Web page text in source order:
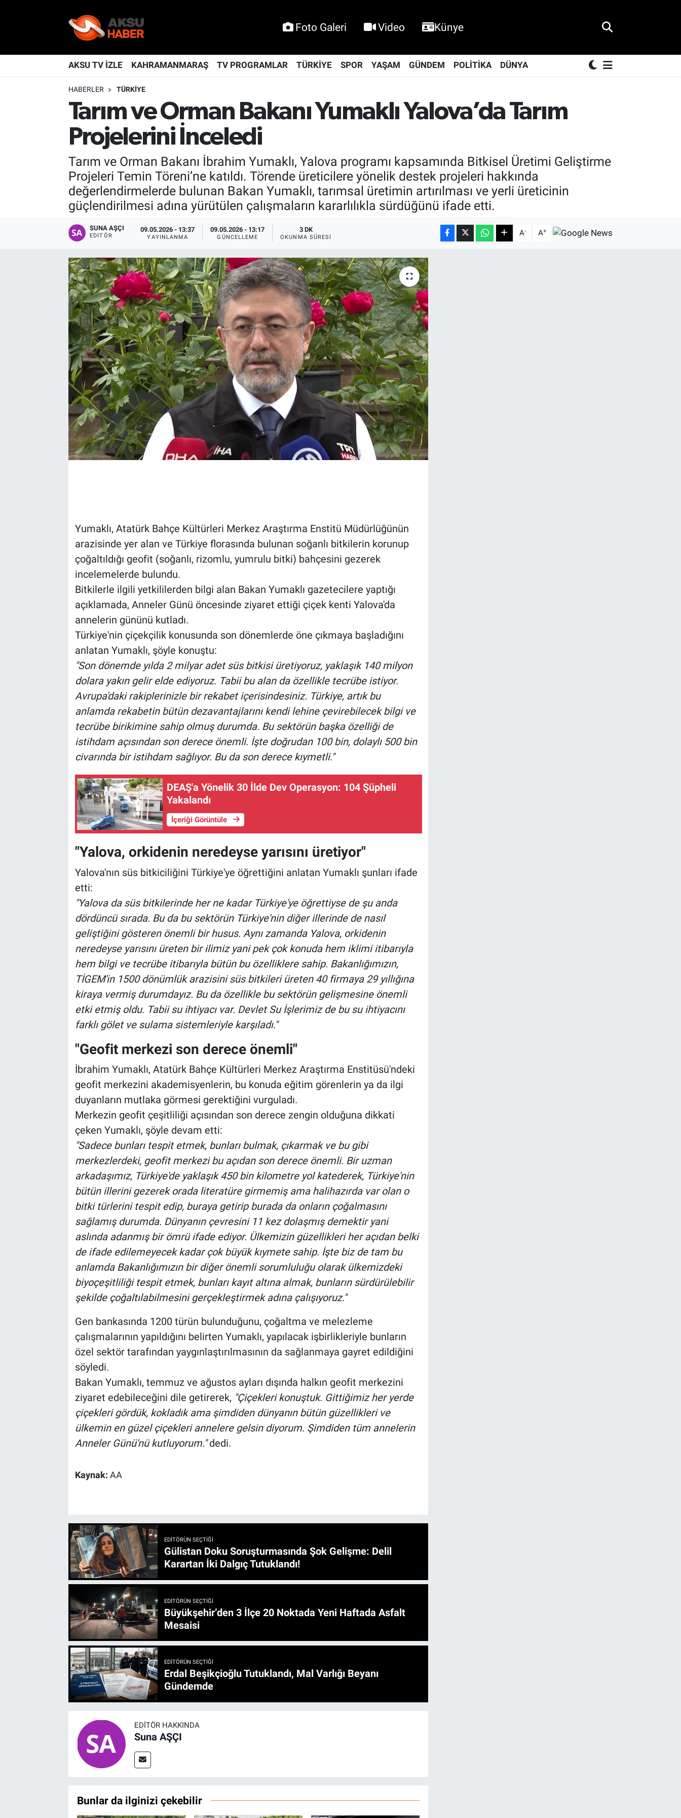
Foto Galeri Video Künye
AKSU TV İZLE KAHRAMANMARAŞ TV PROGRAMLAR TÜRKİYE SPOR YAŞAM GÜNDEM POLİTİKA DÜNYA
HABERLER TÜRKİYE
Tarım ve Orman Bakanı Yumaklı Yalova’da Tarım
Projelerini İnceledi
Tarım ve Orman Bakanı İbrahim Yumaklı, Yalova programı kapsamında Bitkisel Üretimi Geliştirme
Projeleri Temin Töreni’ne katıldı. Törende üreticilere yönelik destek projeleri hakkında
değerlendirmelerde bulunan Bakan Yumaklı, tarımsal üretimin artırılması ve yerli üreticinin
güçlendirilmesi adına yürütülen çalışmaların kararlılıkla sürdüğünü ifade etti.
SUNA AŞÇI
EDITÖR
09.05.2026 - 13:37
YAYINLANMA
09.05.2026 - 13:17
GÜNCELLEME
3 DK
OKUNMA SÜRESI A- A+
Yumaklı, Atatürk Bahçe Kültürleri Merkez Araştırma Enstitü Müdürlüğünün
arazisinde yer alan ve Türkiye florasında bulunan soğanlı bitkilerin korunup
çoğaltıldığı geofit (soğanlı, rizomlu, yumrulu bitki) bahçesini gezerek
incelemelerde bulundu.
Bitkilerle ilgili yetkililerden bilgi alan Bakan Yumaklı gazetecilere yaptığı
açıklamada, Anneler Günü öncesinde ziyaret ettiği çiçek kenti Yalova'da
annelerin gününü kutladı.
Türkiye'nin çiçekçilik konusunda son dönemlerde öne çıkmaya başladığını
anlatan Yumaklı, şöyle konuştu:
"Son dönemde yılda 2 milyar adet süs bitkisi üretiyoruz, yaklaşık 140 milyon
dolara yakın gelir elde ediyoruz. Tabii bu alan da özellikle tecrübe istiyor.
Avrupa'daki rakiplerinizle bir rekabet içerisindesiniz. Türkiye, artık bu
anlamda rekabetin bütün dezavantajlarını kendi lehine çevirebilecek bilgi ve
tecrübe birikimine sahip olmuş durumda. Bu sektörün başka özelliği de
istihdam açısından son derece önemli. İşte doğrudan 100 bin, dolaylı 500 bin
civarında bir istihdam sağlıyor. Bu da son derece kıymetli."
DEAŞ'a Yönelik 30 İlde Dev Operasyon: 104 Şüpheli
Yakalandı
İçeriği Görüntüle
"Yalova, orkidenin neredeyse yarısını üretiyor"
Yalova'nın süs bitkiciliğini Türkiye'ye öğrettiğini anlatan Yumaklı şunları ifade
etti:
"Yalova da süs bitkilerinde her ne kadar Türkiye'ye öğrettiyse de şu anda
dördüncü sırada. Bu da bu sektörün Türkiye'nin diğer illerinde de nasıl
geliştiğini gösteren önemli bir husus. Aynı zamanda Yalova, orkidenin
neredeyse yarısını üreten bir ilimiz yani pek çok konuda hem iklimi itibarıyla
hem bilgi ve tecrübe itibarıyla bütün bu özelliklere sahip. Bakanlığımızın,
TİGEM'in 1500 dönümlük arazisini süs bitkileri üreten 40 firmaya 29 yıllığına
kiraya vermiş durumdayız. Bu da özellikle bu sektörün gelişmesine önemli
etki etmiş oldu. Tabii su ihtiyacı var. Devlet Su İşlerimiz de bu su ihtiyacını
farklı gölet ve sulama sistemleriyle karşıladı."
"Geofit merkezi son derece önemli"
İbrahim Yumaklı, Atatürk Bahçe Kültürleri Merkez Araştırma Enstitüsü'ndeki
geofit merkezini akademisyenlerin, bu konuda eğitim görenlerin ya da ilgi
duyanların mutlaka görmesi gerektiğini vurguladı.
Merkezin geofit çeşitliliği açısından son derece zengin olduğuna dikkati
çeken Yumaklı, şöyle devam etti:
"Sadece bunları tespit etmek, bunları bulmak, çıkarmak ve bu gibi
merkezlerdeki, geofit merkezi bu açıdan son derece önemli. Bir uzman
arkadaşımız, Türkiye'de yaklaşık 450 bin kilometre yol katederek, Türkiye'nin
bütün illerini gezerek orada literatüre girmemiş ama halihazırda var olan o
bitki türlerini tespit edip, buraya getirip burada da onların çoğalmasını
sağlamış durumda. Dünyanın çevresini 11 kez dolaşmış demektir yani
aslında adanmış bir ömrü ifade ediyor. Ülkemizin güzellikleri her açıdan belki
de ifade edilemeyecek kadar çok büyük kıymete sahip. İşte biz de tam bu
anlamda Bakanlığımızın bir diğer önemli sorumluluğu olarak ülkemizdeki
biyoçeşitliliği tespit etmek, bunları kayıt altına almak, bunların sürdürülebilir
şekilde çoğaltılabilmesini gerçekleştirmek adına çalışıyoruz."
Gen bankasında 1200 türün bulunduğunu, çoğaltma ve melezleme
çalışmalarının yapıldığını belirten Yumaklı, yapılacak işbirlikleriyle bunların
özel sektör tarafından yaygınlaştırılmasının da sağlanmaya gayret edildiğini
söyledi.
Bakan Yumaklı, temmuz ve ağustos ayları dışında halkın geofit merkezini
ziyaret edebileceğini dile getirerek, "Çiçekleri konuştuk. Gittiğimiz her yerde
çiçekleri gördük, kokladık ama şimdiden dünyanın bütün güzellikleri ve
ülkemin en güzel çiçekleri annelere gelsin diyorum. Şimdiden tüm annelerin
Anneler Günü'nü kutluyorum."dedi.
Kaynak: AA
EDITÖRÜN SEÇTIĞI
Gülistan Doku Soruşturmasında Şok Gelişme: Delil
Karartan İki Dalgıç Tutuklandı!
EDITÖRÜN SEÇTIĞI
Büyükşehir’den 3 İlçe 20 Noktada Yeni Haftada Asfalt
Mesaisi
EDITÖRÜN SEÇTIĞI
Erdal Beşikçioğlu Tutuklandı, Mal Varlığı Beyanı
Gündemde
EDITÖR HAKKINDA
Suna AŞÇI
Bunlar da ilginizi çekebilir
KAHRAMANMARAŞ
KÜLTÜR-SANAT
TEKNOLOJİ
Nöbetçi Eczaneler
Hava Durumu
Kahramanmaraş Namaz Vakitleri
Trafik Durumu
TFF 2.Lig Kırmızı Grup Puan Durumu ve Fikstür
Tüm Manşetler
Son Dakika Haberleri